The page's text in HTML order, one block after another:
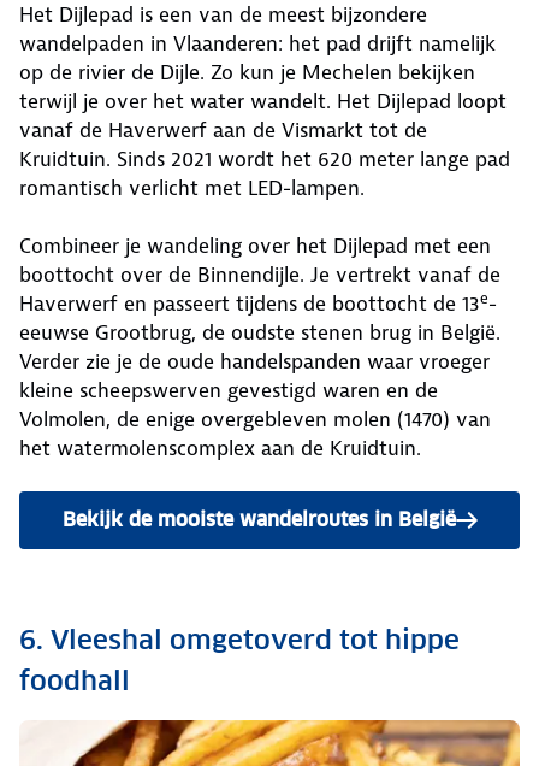
Het Dijlepad is een van de meest bijzondere
wandelpaden in Vlaanderen: het pad drijft namelijk
op de rivier de Dijle. Zo kun je Mechelen bekijken
terwijl je over het water wandelt. Het Dijlepad loopt
vanaf de Haverwerf aan de Vismarkt tot de
Kruidtuin. Sinds 2021 wordt het 620 meter lange pad
romantisch verlicht met LED-lampen.
Combineer je wandeling over het Dijlepad met een
boottocht over de Binnendijle. Je vertrekt vanaf de
Haverwerf en passeert tijdens de boottocht de 13e-
eeuwse Grootbrug, de oudste stenen brug in België.
Verder zie je de oude handelspanden waar vroeger
kleine scheepswerven gevestigd waren en de
Volmolen, de enige overgebleven molen (1470) van
het watermolenscomplex aan de Kruidtuin.
Bekijk de mooiste wandelroutes in België
6. Vleeshal omgetoverd tot hippe
foodhall